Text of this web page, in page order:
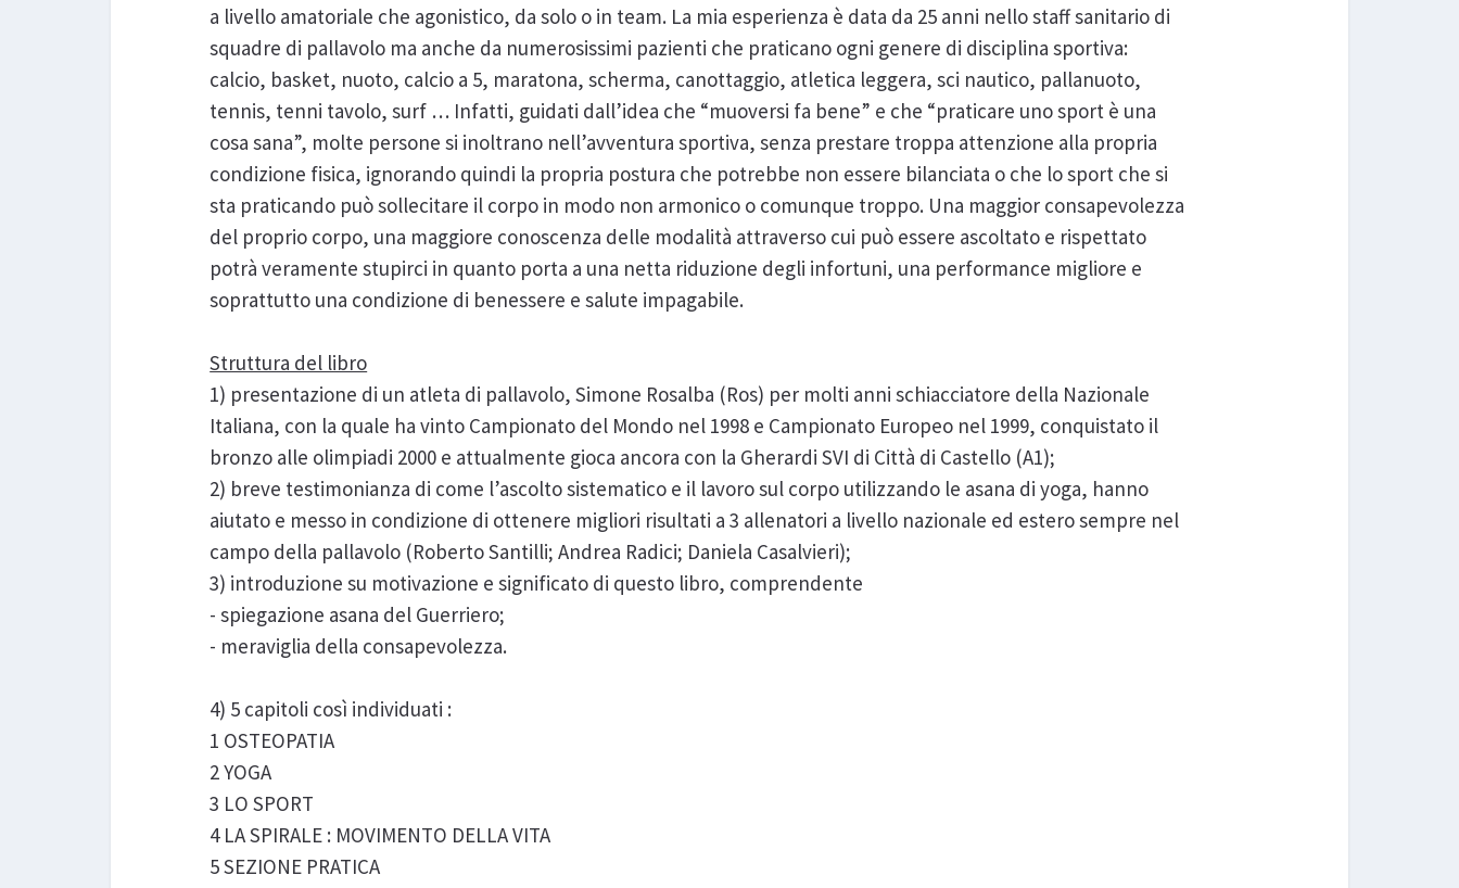
a livello amatoriale che agonistico, da solo o in team. La mia esperienza è data da 25 anni nello staff sanitario di
squadre di pallavolo ma anche da numerosissimi pazienti che praticano ogni genere di disciplina sportiva:
calcio, basket, nuoto, calcio a 5, maratona, scherma, canottaggio, atletica leggera, sci nautico, pallanuoto,
tennis, tenni tavolo, surf … Infatti, guidati dall’idea che “muoversi fa bene” e che “praticare uno sport è una
cosa sana”, molte persone si inoltrano nell’avventura sportiva, senza prestare troppa attenzione alla propria
condizione fisica, ignorando quindi la propria postura che potrebbe non essere bilanciata o che lo sport che si
sta praticando può sollecitare il corpo in modo non armonico o comunque troppo. Una maggior consapevolezza
del proprio corpo, una maggiore conoscenza delle modalità attraverso cui può essere ascoltato e rispettato
potrà veramente stupirci in quanto porta a una netta riduzione degli infortuni, una performance migliore e
soprattutto una condizione di benessere e salute impagabile.
Struttura del libro
1) presentazione di un atleta di pallavolo, Simone Rosalba (Ros) per molti anni schiacciatore della Nazionale
Italiana, con la quale ha vinto Campionato del Mondo nel 1998 e Campionato Europeo nel 1999, conquistato il
bronzo alle olimpiadi 2000 e attualmente gioca ancora con la Gherardi SVI di Città di Castello (A1);
2) breve testimonianza di come l’ascolto sistematico e il lavoro sul corpo utilizzando le asana di yoga, hanno
aiutato e messo in condizione di ottenere migliori risultati a 3 allenatori a livello nazionale ed estero sempre nel
campo della pallavolo (Roberto Santilli; Andrea Radici; Daniela Casalvieri);
3) introduzione su motivazione e significato di questo libro, comprendente
- spiegazione asana del Guerriero;
- meraviglia della consapevolezza.
4) 5 capitoli così individuati :
1 OSTEOPATIA
2 YOGA
3 LO SPORT
4 LA SPIRALE : MOVIMENTO DELLA VITA
5 SEZIONE PRATICA